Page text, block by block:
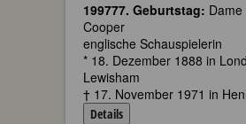
199777. Geburtstag:
Cooper
englische Schauspielerin
* 18. Dezember 1888 in
Lewisham
† 17. November 1971 in
Details